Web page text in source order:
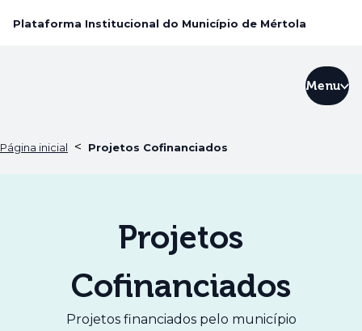
Plataforma Institucional do Município de Mértola
Menu
Página inicial < Projetos Cofinanciados
Projetos
Cofinanciados
Projetos financiados pelo município